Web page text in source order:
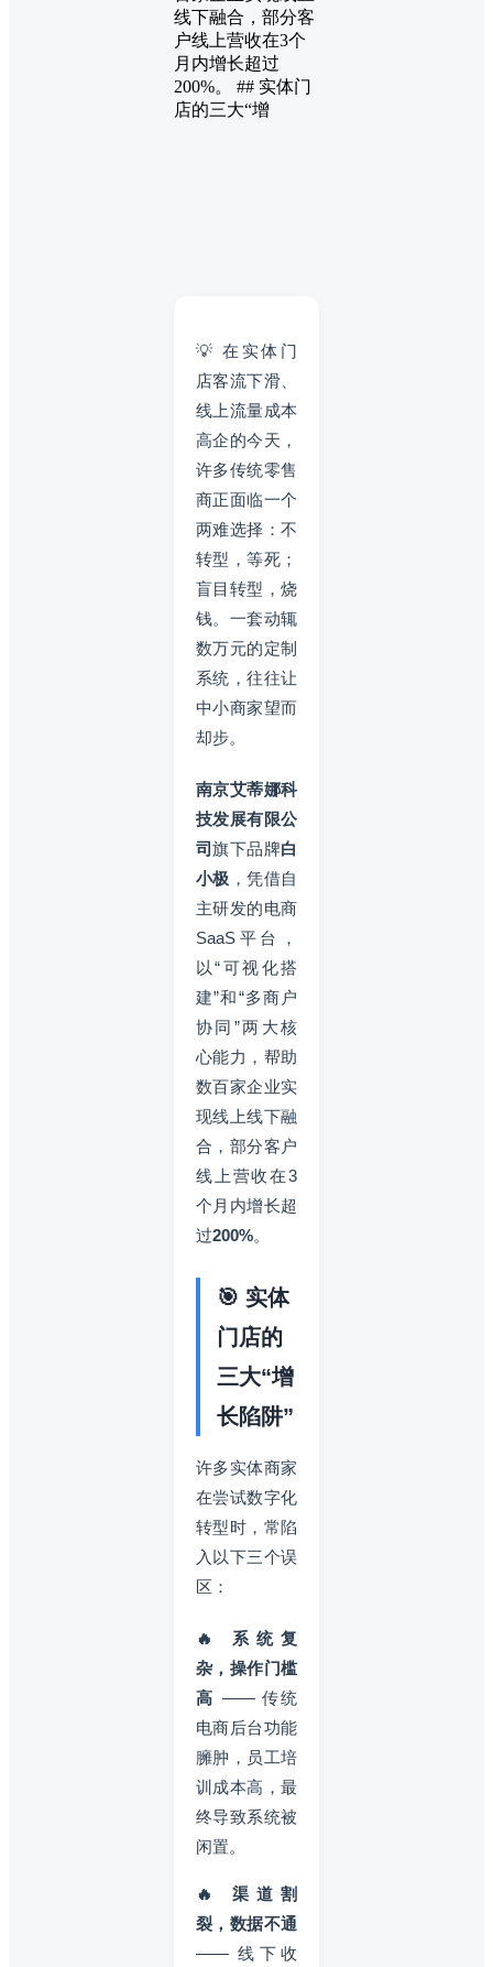
线下融合，部分客
户线上营收在3个
月内增长超过
200%。 ## 实体门
店的三大“增
💡 在实体门
店客流下滑、
线上流量成本
高企的今天，
许多传统零售
商正面临一个
两难选择：不
转型，等死；
盲目转型，烧
钱。一套动辄
数万元的定制
系统，往往让
中小商家望而
却步。
南京艾蒂娜科
技发展有限公
司旗下品牌白
小极 ，凭借自
主研发的电商
SaaS平台，
以“可视化搭
建”和“多商户
协同”两大核
心能力，帮助
数百家企业实
现线上线下融
合，部分客户
线上营收在3
个月内增长超
过200%。
🎯 实体
门店的
三大“增
长陷阱”
许多实体商家
在尝试数字化
转型时，常陷
入以下三个误
区：
🔥 系统复
杂，操作门槛
高 —— 传统
电商后台功能
臃肿，员工培
训成本高，最
终导致系统被
闲置。
🔥 渠道割
裂，数据不通
—— 线下收